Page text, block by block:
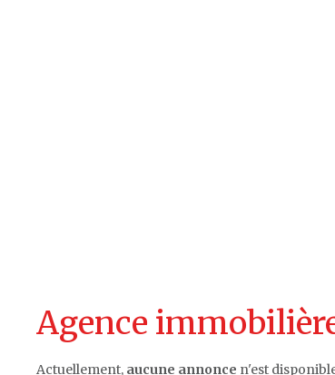
Agence
Actuellement, aucune annonce n'est